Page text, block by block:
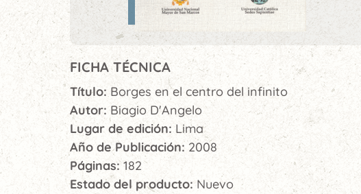
FICHA TÉCNICA
Título: Borges en el centro del infinito
Autor: Biagio D'Angelo
Lugar de edición: Lima
Año de Publicación: 2008
Páginas:182
Estado del producto: Nuevo